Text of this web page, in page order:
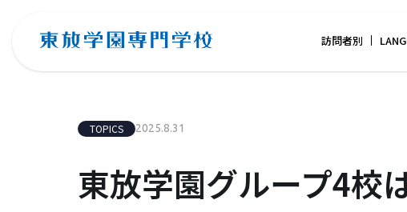
訪問者別
TOPICS 2025.8.31
東放学園グループ4校